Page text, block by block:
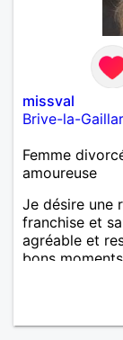
missval
Brive-la-
Femme
amoureuse
Je désire une
franchise et
agréable et
bons
voulant aller